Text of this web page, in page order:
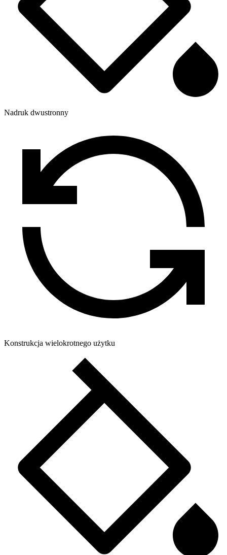
Nadruk dwustronny
Konstrukcja wielokrotnego użytku